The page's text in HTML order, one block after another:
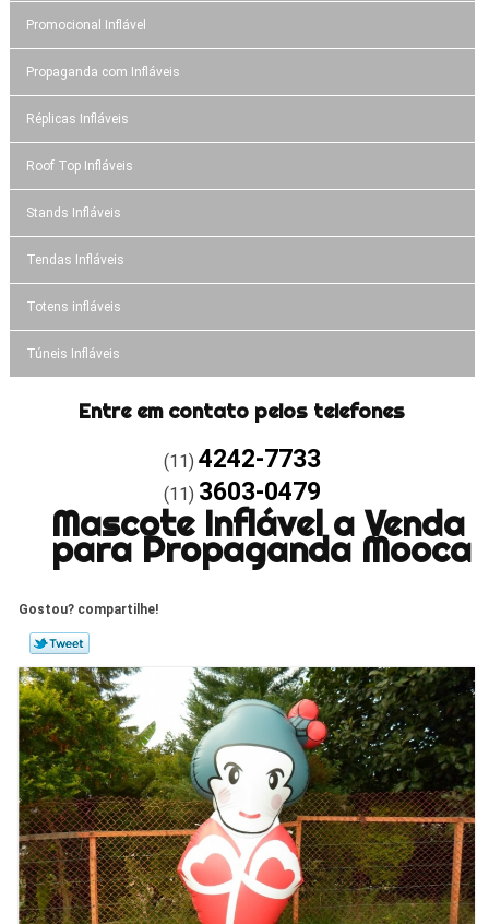
Promocional Inflável
Propaganda com Infláveis
Réplicas Infláveis
Roof Top Infláveis
Stands Infláveis
Tendas Infláveis
Totens infláveis
Túneis Infláveis
Entre em contato pelos telefones
(11) 4242-7733
(11) 3603-0479
Mascote Inflável a Venda
para Propaganda Mooca
Gostou? compartilhe!